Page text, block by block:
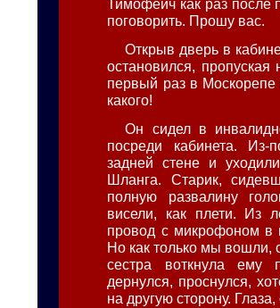
Тимофеич как раз после
поговорить. Прошу вас.
Открыв дверь в
остановился,
первый раз в Москорепе
какого!
Он сидел в
посреди кабинета. Из-
задней стене и
Шланга. Старик,
полную развалину
висели, как плети. Из
провод с микрофоном в
Но как только мы вошли,
сестра воткнула
дернулся, проснулся,
на другую сторону.